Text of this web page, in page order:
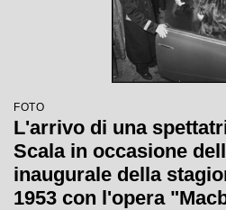
FOTO
L'arrivo di una
Scala in occasione
inaugurale della
1953 con l'opera